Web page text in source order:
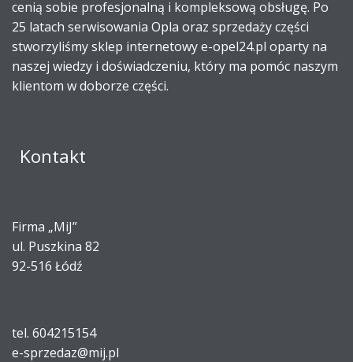
cenią sobie profesjonalną i kompleksową obsługę. Po
25 latach serwisowania Opla oraz sprzedaży części
stworzyliśmy sklep internetowy e-opel24.pl oparty na
naszej wiedzy i doświadczeniu, który ma pomóc naszym
klientom w doborze części.
Kontakt
Firma „MiJ”
ul. Puszkina 82
92-516 Łódź
tel. 604215154
e-sprzedaz@mij.pl